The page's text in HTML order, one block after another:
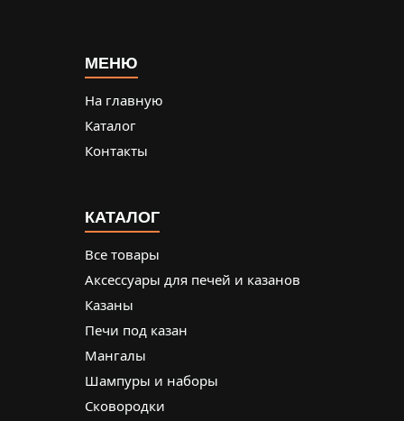
МЕНЮ
На главную
Каталог
Контакты
КАТАЛОГ
Все товары
Аксессуары для печей и казанов
Казаны
Печи под казан
Мангалы
Шампуры и наборы
Сковородки